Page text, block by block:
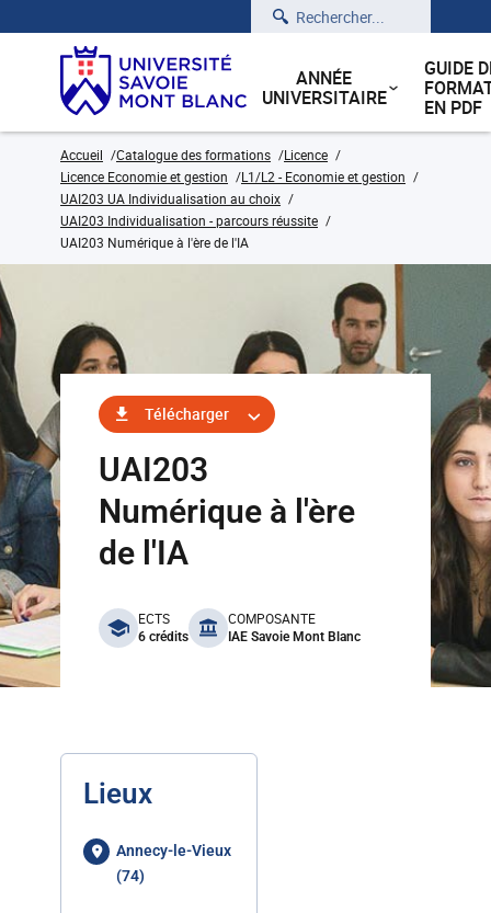
Rechercher
ANNÉE
UNIVERSITAIRE
GUIDE
EN PDF
Accueil Catalogue des formations
Licence
Licence Economie et gestion
L1/L2 - Economie et gestion
UAI203 UA Individualisation au choix
UAI203 Individualisation - parcours réussite
UAI203 Numérique à l'ère de l'IA
Télécharger
UAI203
Numérique à l'ère
de l'IA
benefits
ECTS
6 crédits
COMPOSANTE
IAE Savoie Mont Blanc
Lieux
Annecy-le-Vieux
(74)